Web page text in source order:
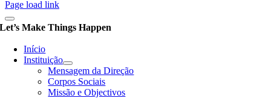
Page load link
Let’s Make Things Happen
Início
Instituição
Mensagem da Direção
Corpos Sociais
Missão e Objectivos